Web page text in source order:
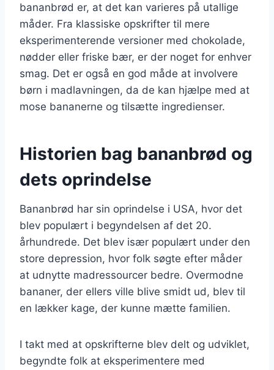
bananbrød er, at det kan varieres på utallige
måder. Fra klassiske opskrifter til mere
eksperimenterende versioner med chokolade,
nødder eller friske bær, er der noget for enhver
smag. Det er også en god måde at involvere
børn i madlavningen, da de kan hjælpe med at
mose bananerne og tilsætte ingredienser.
Historien bag bananbrød og
dets oprindelse
Bananbrød har sin oprindelse i USA, hvor det
blev populært i begyndelsen af det 20.
århundrede. Det blev især populært under den
store depression, hvor folk søgte efter måder
at udnytte madressourcer bedre. Overmodne
bananer, der ellers ville blive smidt ud, blev til
en lækker kage, der kunne mætte familien.
I takt med at opskrifterne blev delt og udviklet,
begyndte folk at eksperimentere med